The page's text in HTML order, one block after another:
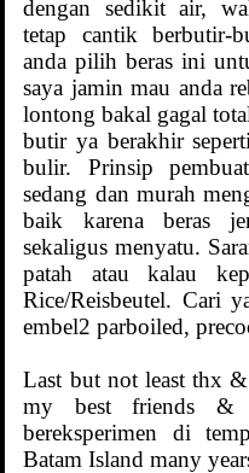
dengan sedikit air,
tetap cantik berbutir-
anda pilih beras ini
saya jamin mau anda
lontong bakal gagal
butir ya berakhir
bulir. Prinsip
sedang dan murah
baik karena beras
sekaligus menyatu.
patah atau kalau
Rice/Reisbeutel. Cari
embel2 parboiled,
Last but not least thx
my best friends &
bereksperimen di
Batam Island many